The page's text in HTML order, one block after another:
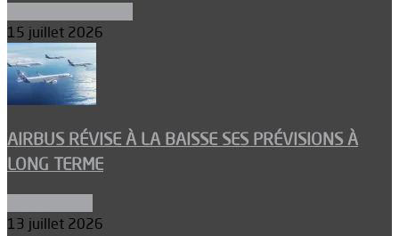
15 juillet 2026
AIRBUS RÉVISE À LA BAISSE SES PRÉVISIONS À
LONG TERME
13 juillet 2026